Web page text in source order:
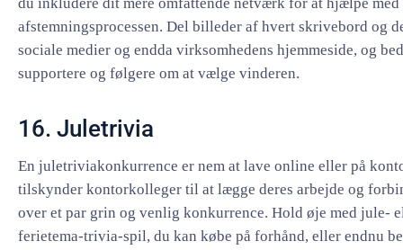
afstemningsprocessen. Del billeder af hvert skrivebord og
sociale medier og endda virksomhedens hjemmeside, og
supportere og følgere om at vælge vinderen.
16. Juletrivia
En juletriviakonkurrence er nem at lave online eller på
tilskynder kontorkolleger til at lægge deres arbejde og
over et par grin og venlig konkurrence. Hold øje med jule-
ferietema-trivia-spil, du kan købe på forhånd, eller endnu